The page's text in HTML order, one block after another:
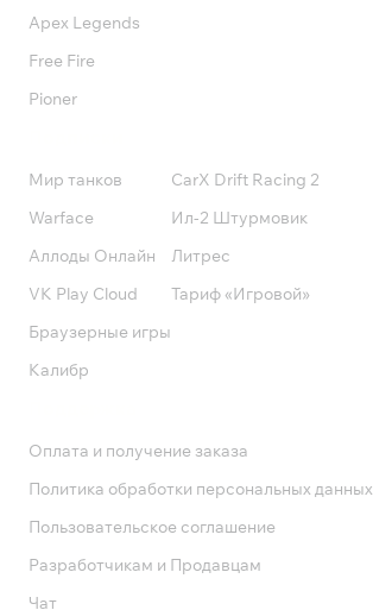
Apex Legends
Free Fire
Pioner
Мир танков
Warface
Аллоды Онлайн
VK Play Cloud
Браузерные игры
Калибр
CarX Drift Racing 2
Ил-2 Штурмовик
Литрес
Тариф «Игровой»
Оплата и получение заказа
Политика обработки персональных данных
Пользовательское соглашение
Разработчикам и Продавцам
Чат